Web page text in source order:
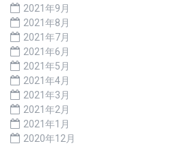
2021年9月
2021年8月
2021年7月
2021年6月
2021年5月
2021年4月
2021年3月
2021年2月
2021年1月
2020年12月